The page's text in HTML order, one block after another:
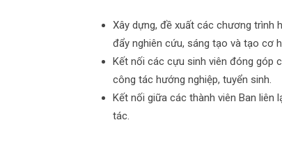
Xây dựng, đề xuất các chương trình
đẩy nghiên cứu, sáng tạo và tạo cơ
Kết nối các cựu sinh viên đóng góp
công tác hướng nghiệp, tuyển sinh.
Kết nối giữa các thành viên Ban
tác.